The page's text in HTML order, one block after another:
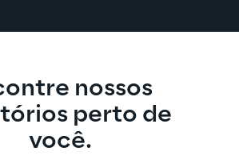
nossos
perto de
você.